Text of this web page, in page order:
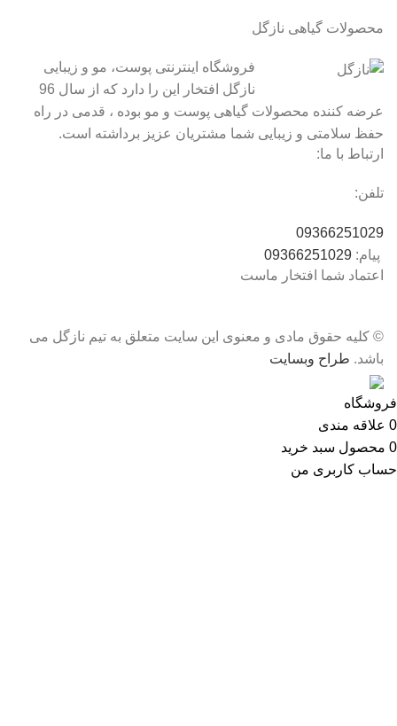
محصولات گیاهی نازگل
فروشگاه اینترنتی پوست، مو و زیبایی
نازگل افتخار این را دارد که از سال 96
عرضه کننده محصولات گیاهی پوست و مو بوده ، قدمی در راه
حفظ سلامتی و زیبایی شما مشتریان عزیز برداشته است.
ارتباط با ما:
تلفن:
09366251029
پیام: 09366251029
اعتماد شما افتخار ماست
© کلیه حقوق مادی و معنوی این سایت متعلق به تیم نازگل می
باشد. طراح وبسایت
فروشگاه
0 علاقه مندی
0 محصول سبد خرید
حساب کاربری من